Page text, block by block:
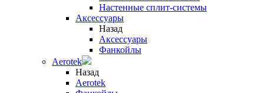
Настенные сплит-системы
Аксессуары
Назад
Аксессуары
Фанкойлы
Aerotek
Назад
Aerotek